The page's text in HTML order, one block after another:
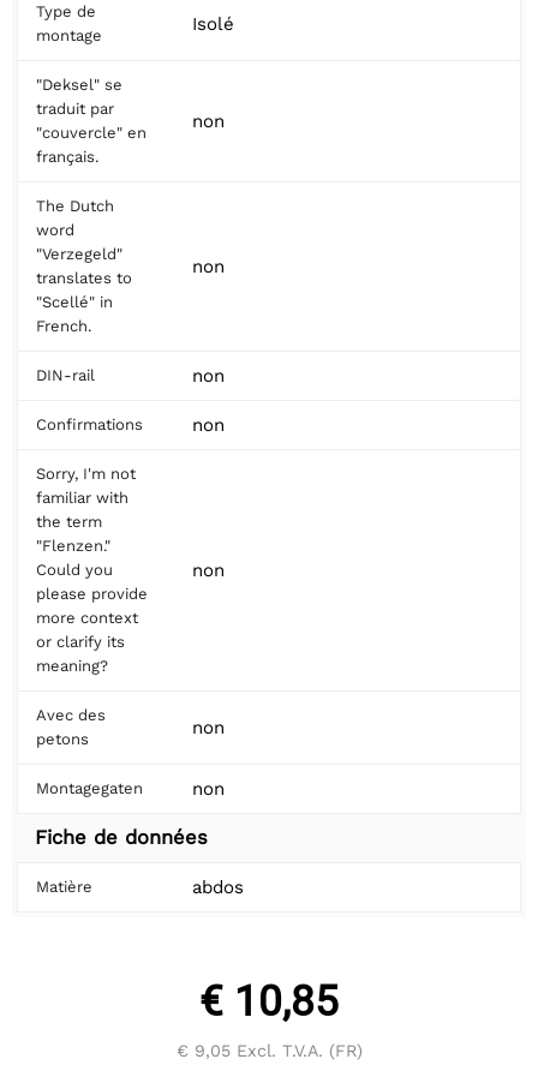
Type de
montage
Isolé
"Deksel" se
traduit par
"couvercle" en
français.
non
The Dutch
word
"Verzegeld"
translates to
"Scellé" in
French.
non
DIN-rail non
Confirmations non
Sorry, I'm not
familiar with
the term
"Flenzen."
Could you
please provide
more context
or clarify its
meaning?
non
Avec des
petons
non
Montagegaten non
Fiche de données
Matière abdos
€ 10,85
€ 9,05Excl. T.V.A. (FR)